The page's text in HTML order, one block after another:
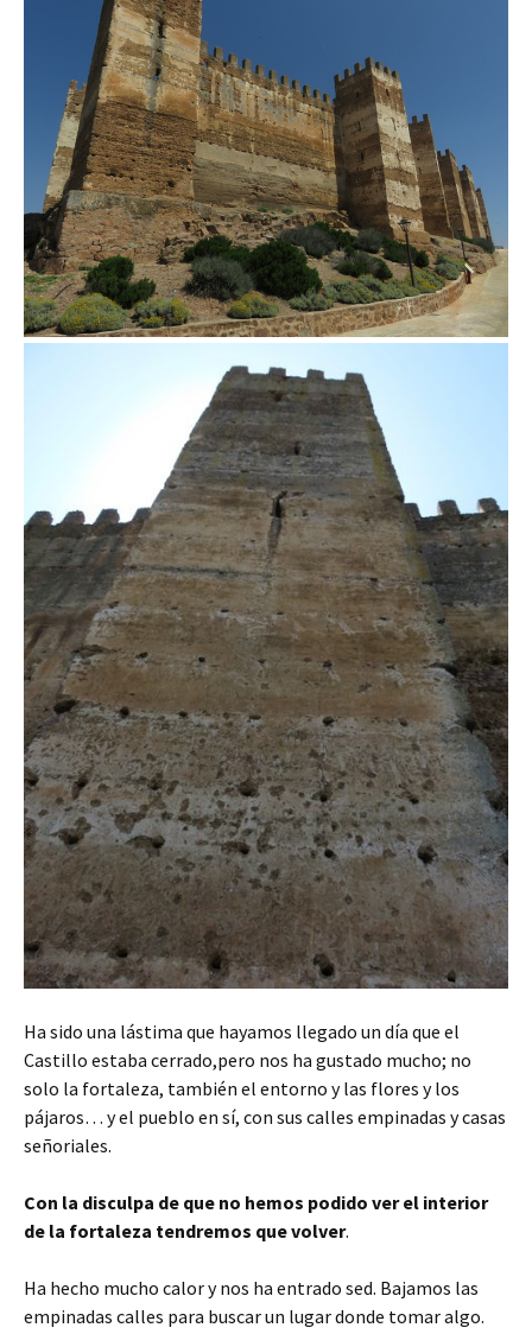
Ha sido una lástima que hayamos llegado un día que el
Castillo estaba cerrado,pero nos ha gustado mucho; no
solo la fortaleza, también el entorno y las flores y los
pájaros… y el pueblo en sí, con sus calles empinadas y casas
señoriales.
Con la disculpa de que no hemos podido ver el interior
de la fortaleza tendremos que volver.
Ha hecho mucho calor y nos ha entrado sed. Bajamos las
empinadas calles para buscar un lugar donde tomar algo.